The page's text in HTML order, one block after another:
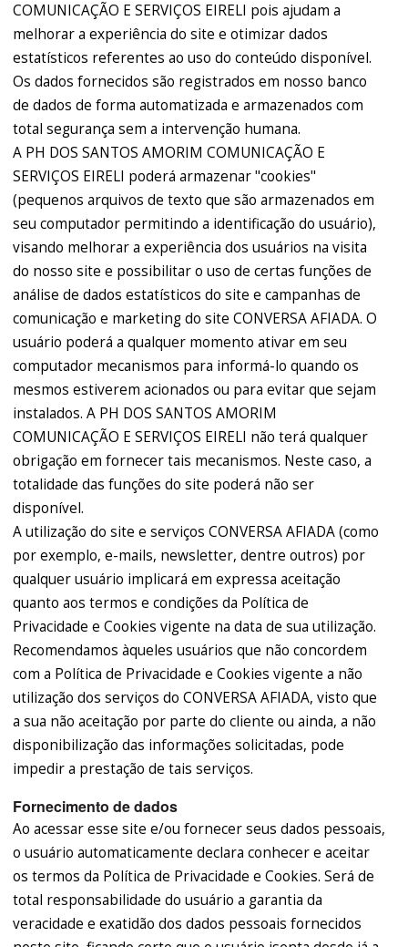
COMUNICAÇÃO E SERVIÇOS EIRELI pois ajudam a
melhorar a experiência do site e otimizar dados
estatísticos referentes ao uso do conteúdo disponível.
Os dados fornecidos são registrados em nosso banco
de dados de forma automatizada e armazenados com
total segurança sem a intervenção humana.
A PH DOS SANTOS AMORIM COMUNICAÇÃO E
SERVIÇOS EIRELI poderá armazenar "cookies"
(pequenos arquivos de texto que são armazenados em
seu computador permitindo a identificação do usuário),
visando melhorar a experiência dos usuários na visita
do nosso site e possibilitar o uso de certas funções de
análise de dados estatísticos do site e campanhas de
comunicação e marketing do site CONVERSA AFIADA. O
usuário poderá a qualquer momento ativar em seu
computador mecanismos para informá-lo quando os
mesmos estiverem acionados ou para evitar que sejam
instalados. A PH DOS SANTOS AMORIM
COMUNICAÇÃO E SERVIÇOS EIRELI não terá qualquer
obrigação em fornecer tais mecanismos. Neste caso, a
totalidade das funções do site poderá não ser
disponível.
A utilização do site e serviços CONVERSA AFIADA (como
por exemplo, e-mails, newsletter, dentre outros) por
qualquer usuário implicará em expressa aceitação
quanto aos termos e condições da Política de
Privacidade e Cookies vigente na data de sua utilização.
Recomendamos àqueles usuários que não concordem
com a Política de Privacidade e Cookies vigente a não
utilização dos serviços do CONVERSA AFIADA, visto que
a sua não aceitação por parte do cliente ou ainda, a não
disponibilização das informações solicitadas, pode
impedir a prestação de tais serviços.
Fornecimento de dados
Ao acessar esse site e/ou fornecer seus dados pessoais,
o usuário automaticamente declara conhecer e aceitar
os termos da Política de Privacidade e Cookies. Será de
total responsabilidade do usuário a garantia da
veracidade e exatidão dos dados pessoais fornecidos